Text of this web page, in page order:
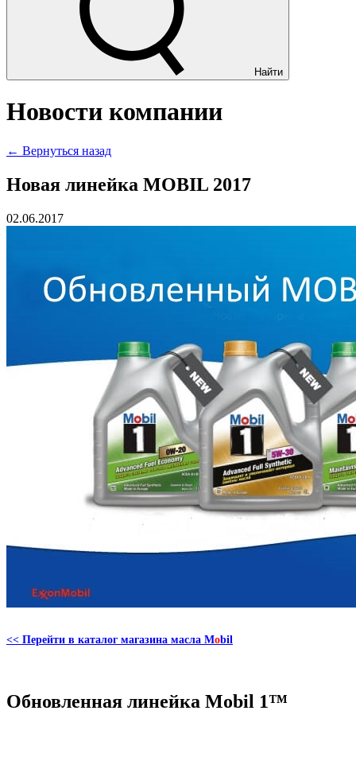
Найти
Новости компании
← Вернуться назад
Новая линейка MOBIL 2017
02.06.2017
<< Перейти в каталог магазина масла Mobil
Обновленная линейка Mobil 1™